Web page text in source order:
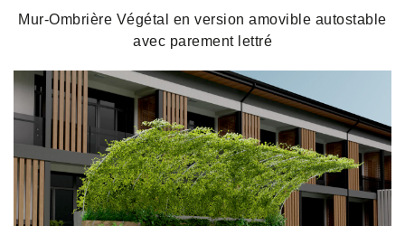
Mur-Ombrière Végétal en version amovible autostable
avec parement lettré